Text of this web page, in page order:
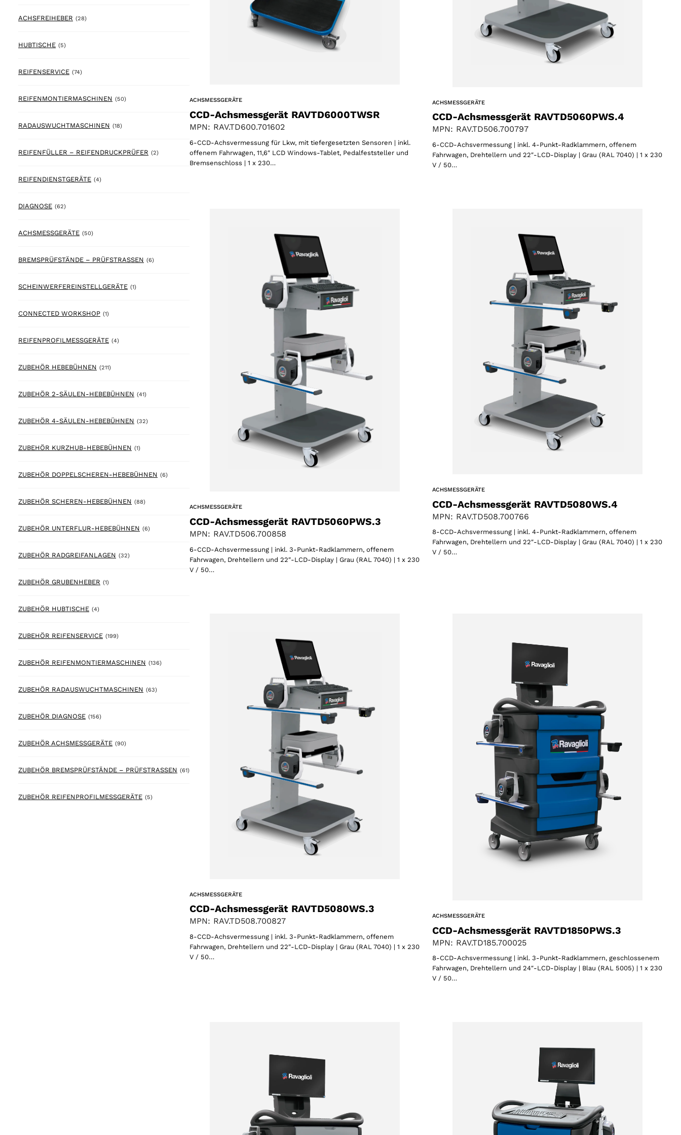
ACHSFREIHEBER (28)28 products
HUBTISCHE (5)5 products
REIFENSERVICE (74)74 products
REIFENMONTIERMASCHINEN (50)50 products
RADAUSWUCHTMASCHINEN (18)18 products
REIFENFÜLLER – REIFENDRUCKPRÜFER (2)2 products
REIFENDIENSTGERÄTE (4)4 products
DIAGNOSE (62)62 products
ACHSMESSGERÄTE (50)50 products
BREMSPRÜFSTÄNDE – PRÜFSTRASSEN (6)6 products
SCHEINWERFEREINSTELLGERÄTE (1)1 product
CONNECTED WORKSHOP (1)1 product
REIFENPROFILMESSGERÄTE (4)4 products
ZUBEHÖR HEBEBÜHNEN (211)211 products
ZUBEHÖR 2-SÄULEN-HEBEBÜHNEN (41)41 products
ZUBEHÖR 4-SÄULEN-HEBEBÜHNEN (32)32 products
ZUBEHÖR KURZHUB-HEBEBÜHNEN (1)1 product
ZUBEHÖR DOPPELSCHEREN-HEBEBÜHNEN (6)6 products
ZUBEHÖR SCHEREN-HEBEBÜHNEN (88)88 products
ZUBEHÖR UNTERFLUR-HEBEBÜHNEN (6)6 products
ZUBEHÖR RADGREIFANLAGEN (32)32 products
ZUBEHÖR GRUBENHEBER (1)1 product
ZUBEHÖR HUBTISCHE (4)4 products
ZUBEHÖR REIFENSERVICE (199)199 products
ZUBEHÖR REIFENMONTIERMASCHINEN (136)136 products
ZUBEHÖR RADAUSWUCHTMASCHINEN (63)63 products
ZUBEHÖR DIAGNOSE (156)156 products
ZUBEHÖR ACHSMESSGERÄTE (90)90 products
ZUBEHÖR BREMSPRÜFSTÄNDE – PRÜFSTRASSEN (61)61 products
ZUBEHÖR REIFENPROFILMESSGERÄTE (5)5 products
ACHSMESSGERÄTE
CCD-Achsmessgerät RAVTD6000TWSR
MPN: RAV.TD600.701602
6-CCD-Achsvermessung für Lkw, mit tiefergesetzten Sensoren | inkl.
offenem Fahrwagen, 11,6″ LCD Windows-Tablet, Pedalfeststeller und
Bremsenschloss | 1 x 230…
ACHSMESSGERÄTE
CCD-Achsmessgerät RAVTD5060PWS.4
MPN: RAV.TD506.700797
6-CCD-Achsvermessung | inkl. 4-Punkt-Radklammern, offenem
Fahrwagen, Drehtellern und 22″-LCD-Display | Grau (RAL 7040) | 1 x 230
V / 50…
ACHSMESSGERÄTE
CCD-Achsmessgerät RAVTD5060PWS.3
MPN: RAV.TD506.700858
6-CCD-Achsvermessung | inkl. 3-Punkt-Radklammern, offenem
Fahrwagen, Drehtellern und 22″-LCD-Display | Grau (RAL 7040) | 1 x 230
V / 50…
ACHSMESSGERÄTE
CCD-Achsmessgerät RAVTD5080WS.4
MPN: RAV.TD508.700766
8-CCD-Achsvermessung | inkl. 4-Punkt-Radklammern, offenem
Fahrwagen, Drehtellern und 22″-LCD-Display | Grau (RAL 7040) | 1 x 230
V / 50…
ACHSMESSGERÄTE
CCD-Achsmessgerät RAVTD5080WS.3
MPN: RAV.TD508.700827
8-CCD-Achsvermessung | inkl. 3-Punkt-Radklammern, offenem
Fahrwagen, Drehtellern und 22″-LCD-Display | Grau (RAL 7040) | 1 x 230
V / 50…
ACHSMESSGERÄTE
CCD-Achsmessgerät RAVTD1850PWS.3
MPN: RAV.TD185.700025
8-CCD-Achsvermessung | inkl. 3-Punkt-Radklammern, geschlossenem
Fahrwagen, Drehtellern und 24″-LCD-Display | Blau (RAL 5005) | 1 x 230
V / 50…
Wählen Sie Ihre Region